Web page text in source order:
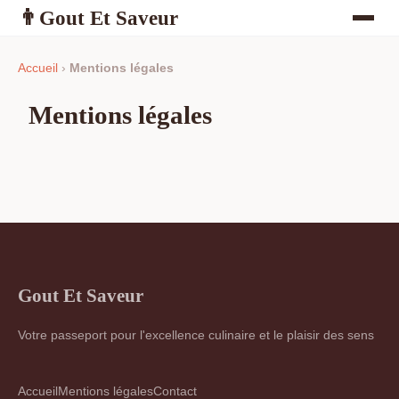
👨 Gout Et Saveur
Accueil › Mentions légales
Mentions légales
Gout Et Saveur
Votre passeport pour l'excellence culinaire et le plaisir des sens
AccueilMentions légalesContact